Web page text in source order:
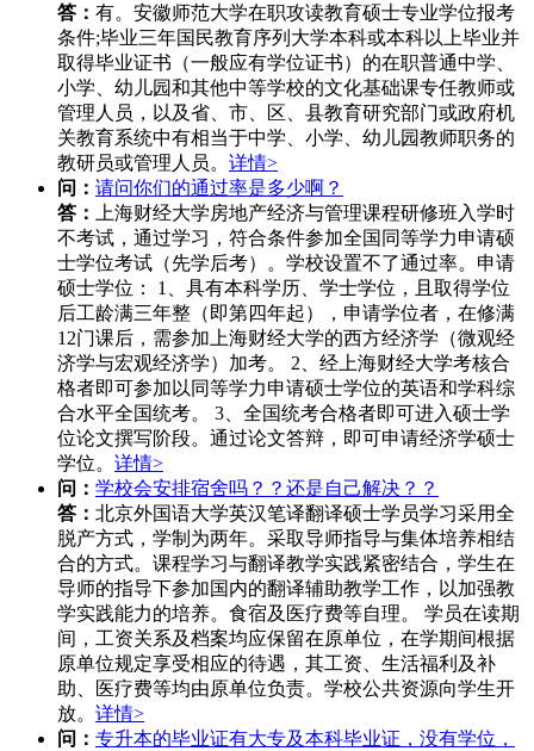
答： 有。安徽师范大学在职攻读教育硕士专业学位报考
条件;毕业三年国民教育序列大学本科或本科以上毕业并
取得毕业证书（一般应有学位证书）的在职普通中学、
小学、幼儿园和其他中等学校的文化基础课专任教师或
管理人员，以及省、市、区、县教育研究部门或政府机
关教育系统中有相当于中学、小学、幼儿园教师职务的
教研员或管理人员。 详情>
问： 请问你们的通过率是多少啊？
答：
上海财经大学房地产经济与管理课程研修班入学时
不考试，通过学习，符合条件参加全国同等学力申请硕
士学位考试（先学后考）。学校设置不了通过率。申请
硕士学位： 1、具有本科学历、学士学位，且取得学位
后工龄满三年整（即第四年起），申请学位者，在修满
12门课后，需参加上海财经大学的西方经济学（微观经
济学与宏观经济学）加考。 2、经上海财经大学考核合
格者即可参加以同等学力申请硕士学位的英语和学科综
合水平全国统考。 3、全国统考合格者即可进入硕士学
位论文撰写阶段。通过论文答辩，即可申请经济学硕士
学位。 详情>
问： 学校会安排宿舍吗？？还是自己解决？？
答： 北京外国语大学英汉笔译翻译硕士学员学习采用全
脱产方式，学制为两年。采取导师指导与集体培养相结
合的方式。课程学习与翻译教学实践紧密结合，学生在
导师的指导下参加国内的翻译辅助教学工作，以加强教
学实践能力的培养。食宿及医疗费等自理。 学员在读期
间，工资关系及档案均应保留在原单位，在学期间根据
原单位规定享受相应的待遇，其工资、生活福利及补
助、医疗费等均由原单位负责。学校公共资源向学生开
放。 详情>
问： 专升本的毕业证有大专及本科毕业证，没有学位，